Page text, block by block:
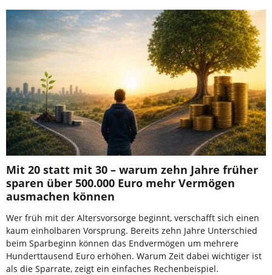
Mit 20 statt mit 30 – warum zehn Jahre früher
sparen über 500.000 Euro mehr Vermögen
ausmachen können
Wer früh mit der Altersvorsorge beginnt, verschafft sich einen
kaum einholbaren Vorsprung. Bereits zehn Jahre Unterschied
beim Sparbeginn können das Endvermögen um mehrere
Hunderttausend Euro erhöhen. Warum Zeit dabei wichtiger ist
als die Sparrate, zeigt ein einfaches Rechenbeispiel.